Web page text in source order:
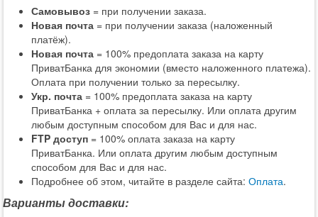
Самовывоз = при получении заказа.
Новая почта = при получении заказа (наложенный
платёж).
Новая почта = 100% предоплата заказа на карту
ПриватБанка для экономии (вместо наложенного платежа).
Оплата при получении только за пересылку.
Укр. почта = 100% предоплата заказа на карту
ПриватБанка + оплата за пересылку. Или оплата другим
любым доступным способом для Вас и для нас.
FTP доступ = 100% оплата заказа на карту
ПриватБанка. Или оплата другим любым доступным
способом для Вас и для нас.
Подробнее об этом, читайте в разделе сайта: Оплата.
Варианты доставки: